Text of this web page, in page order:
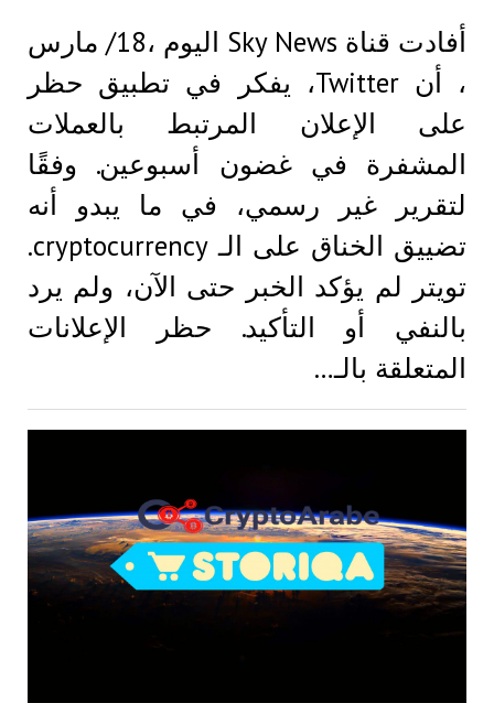
أفادت قناة Sky News اليوم ،18/ مارس
، أن Twitter، يفكر في تطبيق حظر
على الإعلان المرتبط بالعملات
المشفرة في غضون أسبوعين. وفقًا
لتقرير غير رسمي، في ما يبدو أنه
تضييق الخناق على الـ cryptocurrency.
تويتر لم يؤكد الخبر حتى الآن، ولم يرد
بالنفي أو التأكيد. حظر الإعلانات
المتعلقة بالـ…